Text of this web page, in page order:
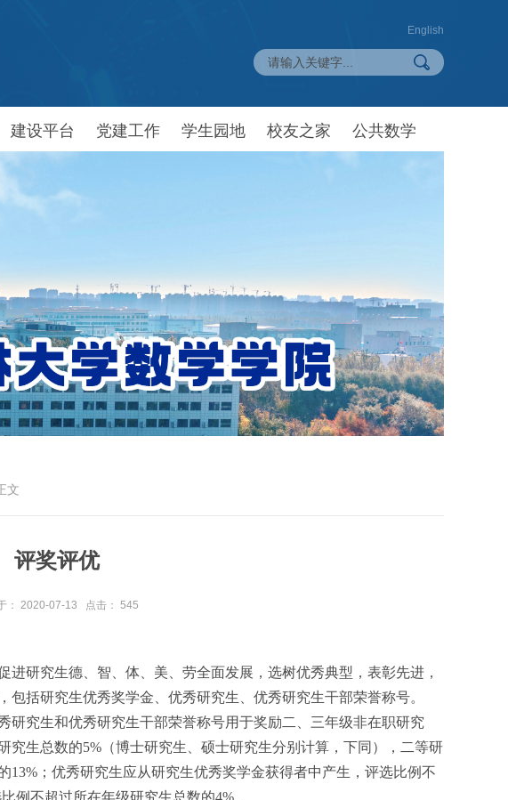
English
建设平台 党建工作 学生园地 校友之家 公共数学
文
评奖评优
： 2020-07-13 点击： 545
研究生德、智、体、美、劳全面发展，选树优秀典型，表彰先进，
括研究生优秀奖学金、优秀研究生、优秀研究生干部荣誉称号。
研究生和优秀研究生干部荣誉称号用于奖励二、三年级非在职研究
究生总数的5%（博士研究生、硕士研究生分别计算，下同），二等研
；优秀研究生应从研究生优秀奖学金获得者中产生，评选比例不
例不超过所在年级研究生总数的4%。